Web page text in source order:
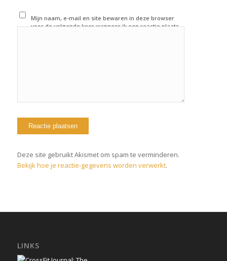
Mijn naam, e-mail en site bewaren in deze browser
voor de volgende keer wanneer ik een reactie plaats.
Deze site gebruikt Akismet om spam te verminderen.
Bekijk hoe je reactie-gegevens worden verwerkt.
LINKS